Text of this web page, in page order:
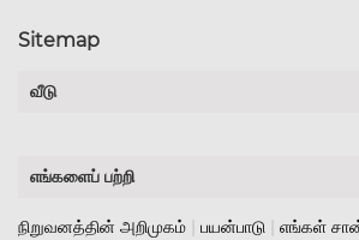
Sitemap
வீடு
எங்களைப் பற்றி
நிறுவனத்தின் அறிமுகம் பயன்பாடு எங்கள்